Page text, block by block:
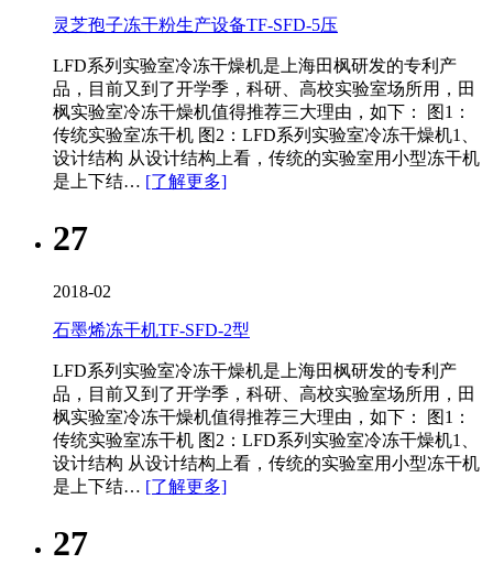
灵芝孢子冻干粉生产设备TF-SFD-5压
LFD系列实验室冷冻干燥机是上海田枫研发的专利产
品，目前又到了开学季，科研、高校实验室场所用，田
枫实验室冷冻干燥机值得推荐三大理由，如下： 图1：
传统实验室冻干机 图2：LFD系列实验室冷冻干燥机1、
设计结构 从设计结构上看，传统的实验室用小型冻干机
是上下结… [了解更多]
27
2018-02
石墨烯冻干机TF-SFD-2型
LFD系列实验室冷冻干燥机是上海田枫研发的专利产
品，目前又到了开学季，科研、高校实验室场所用，田
枫实验室冷冻干燥机值得推荐三大理由，如下： 图1：
传统实验室冻干机 图2：LFD系列实验室冷冻干燥机1、
设计结构 从设计结构上看，传统的实验室用小型冻干机
是上下结… [了解更多]
27